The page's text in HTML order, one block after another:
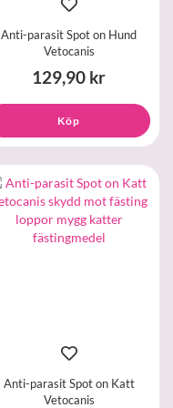
Anti-parasit Spot on Hund
Vetocanis
129,90 kr
Köp
Anti-parasit Spot on Katt
Vetocanis